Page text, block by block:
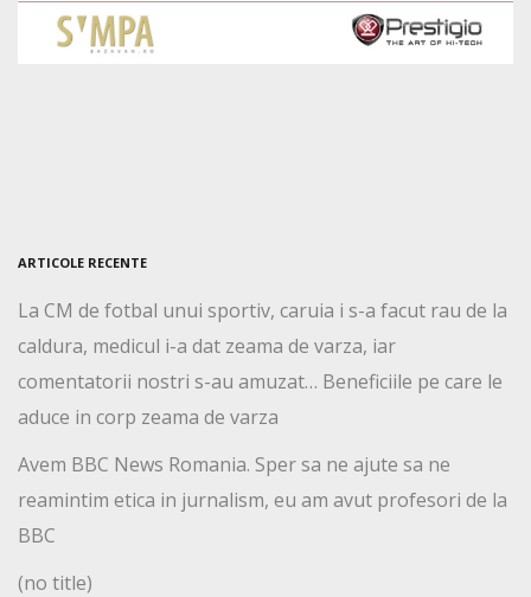
ARTICOLE RECENTE
La CM de fotbal unui sportiv, caruia i s-a facut rau de la
caldura, medicul i-a dat zeama de varza, iar
comentatorii nostri s-au amuzat… Beneficiile pe care le
aduce in corp zeama de varza
Avem BBC News Romania. Sper sa ne ajute sa ne
reamintim etica in jurnalism, eu am avut profesori de la
BBC
(no title)